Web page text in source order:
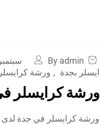
By admin سبتمبر 9, 2024
ايسلر بجدة , ورشة
ورشة كرايسلر
ورشة كرايسلر في جدة لدى